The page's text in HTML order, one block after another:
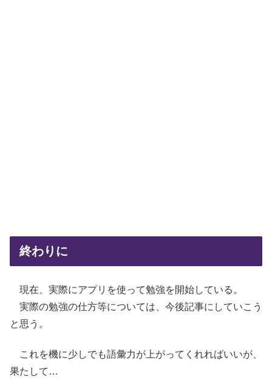
終わりに
現在、実際にアプリを使って勉強を開始している。
実際の勉強の仕方等については、今後記事にしていこう
と思う。
これを機に少しでも語彙力が上がってくれればいいが、
果たして…